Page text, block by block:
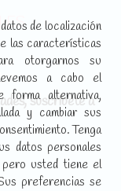
suscríbete a
de localización
las características
otorgarnos su
a cabo el
forma alternativa,
y cambiar sus
Tenga
datos personales
usted tiene el
preferencias se